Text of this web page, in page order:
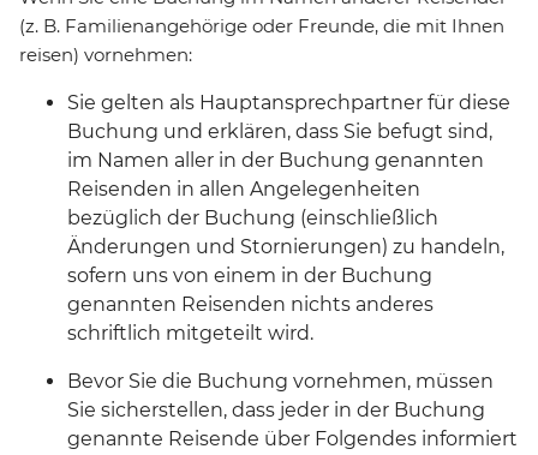
(z. B. Familienangehörige oder Freunde, die mit Ihnen
reisen) vornehmen:
Sie gelten als Hauptansprechpartner für diese
Buchung und erklären, dass Sie befugt sind,
im Namen aller in der Buchung genannten
Reisenden in allen Angelegenheiten
bezüglich der Buchung (einschließlich
Änderungen und Stornierungen) zu handeln,
sofern uns von einem in der Buchung
genannten Reisenden nichts anderes
schriftlich mitgeteilt wird.
Bevor Sie die Buchung vornehmen, müssen
Sie sicherstellen, dass jeder in der Buchung
genannte Reisende über Folgendes informiert